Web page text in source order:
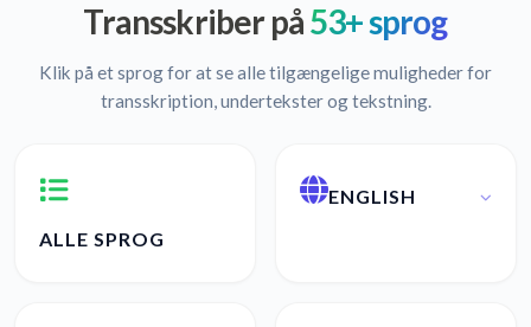
Transskriber på53+ sprog
Klik på et sprog for at se alle tilgængelige muligheder for
transskription, undertekster og tekstning.
ALLE SPROG
ENGLISH